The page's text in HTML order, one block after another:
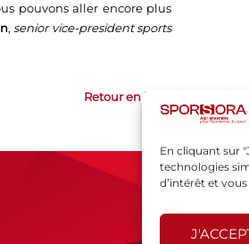
En cliquant sur
technologies
d’intérêt et
pouvons aller encore plus
,senior vice-president sports
Retour en haut